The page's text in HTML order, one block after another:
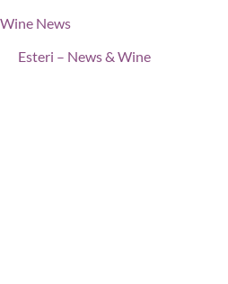
Wine News
Esteri – News & Wine